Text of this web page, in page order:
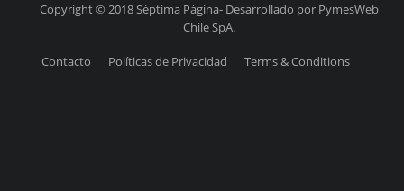
Copyright © 2018 Séptima Página- Desarrollado por PymesWeb
Chile SpA.
Contacto Políticas de Privacidad Terms & Conditions